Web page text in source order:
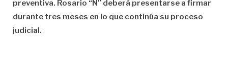
preventiva. Rosario “N” deberá presentarse a firmar
durante tres meses en lo que continúa su proceso
judicial.